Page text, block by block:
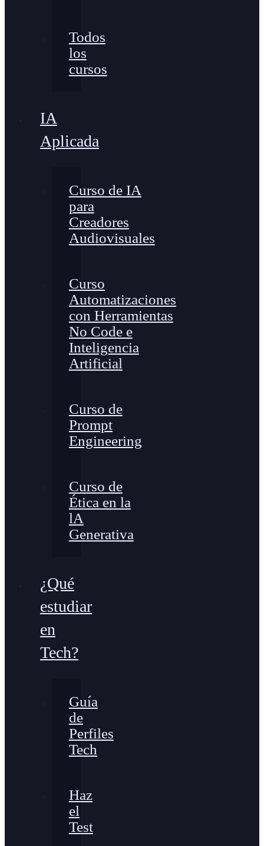
Todos
los
cursos
IA
Aplicada
Curso de IA
para
Creadores
Audiovisuales
Curso
Automatizaciones
con Herramientas
No Code e
Inteligencia
Artificial
Curso de
Prompt
Engineering
Curso de
Ética en la
lA
Generativa
¿Qué
estudiar
en
Tech?
Guía
de
Perfiles
Tech
Haz
el
Test